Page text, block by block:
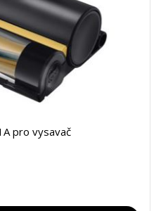
pro vysavač